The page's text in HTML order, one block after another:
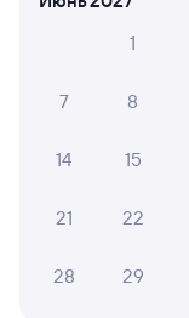
1
7 8
14 15
21 22
28 29